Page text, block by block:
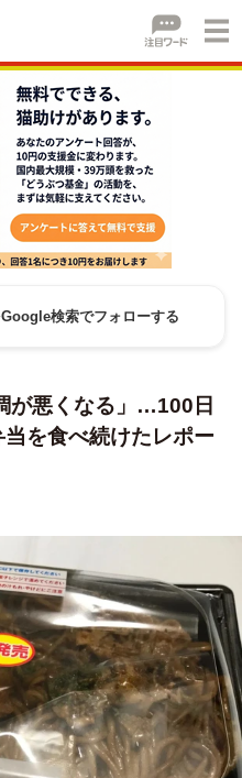
検索でフォローする
が悪くなる」…100日
を食べ続けたレポー